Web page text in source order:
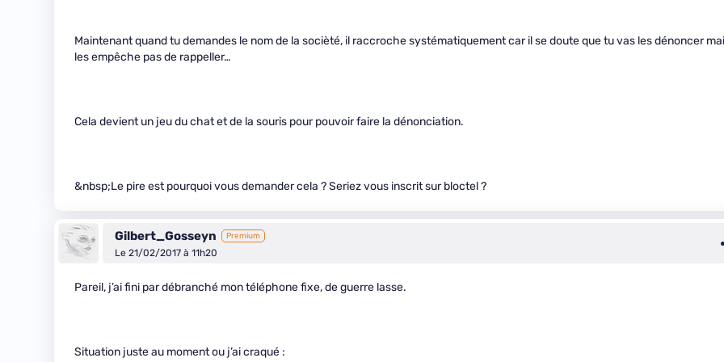
Maintenant quand tu demandes le nom de la socièté, il raccroche systématiquement car il se doute que tu vas les dénoncer
les empêche pas de rappeller…
Cela devient un jeu du chat et de la souris pour pouvoir faire la dénonciation.
&nbsp;Le pire est pourquoi vous demander cela ? Seriez vous inscrit sur bloctel ?
Gilbert_Gosseyn Premium
Le 21/02/2017 à 11h20
Pareil, j’ai fini par débranché mon téléphone fixe, de guerre lasse.
Situation juste au moment ou j’ai craqué :